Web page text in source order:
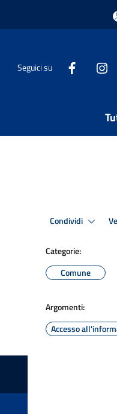
Seguici su
Condividi
Categorie:
Comune
Argomenti:
Accesso